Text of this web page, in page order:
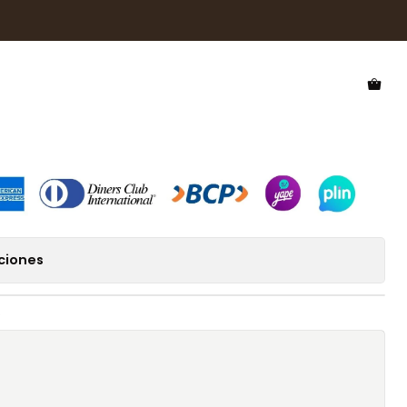
Hawkers Mark HMAR22CWXP
Hawkers Mark